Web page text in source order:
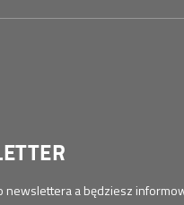
newslettera a będziesz